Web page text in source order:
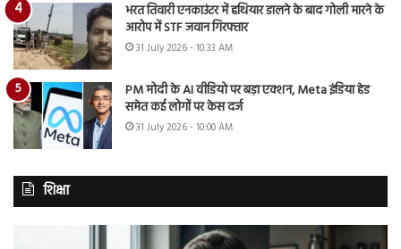
भरत तिवारी एनकाउंटर में हथियार डालने के बाद गोली मारने के
आरोप में STF जवान गिरफ्तार
31 July 2026 - 10:33 AM
PM मोदी के AI वीडियो पर बड़ा एक्शन, Meta इंडिया हेड
समेत कई लोगों पर केस दर्ज
31 July 2026 - 10:00 AM
शिक्षा